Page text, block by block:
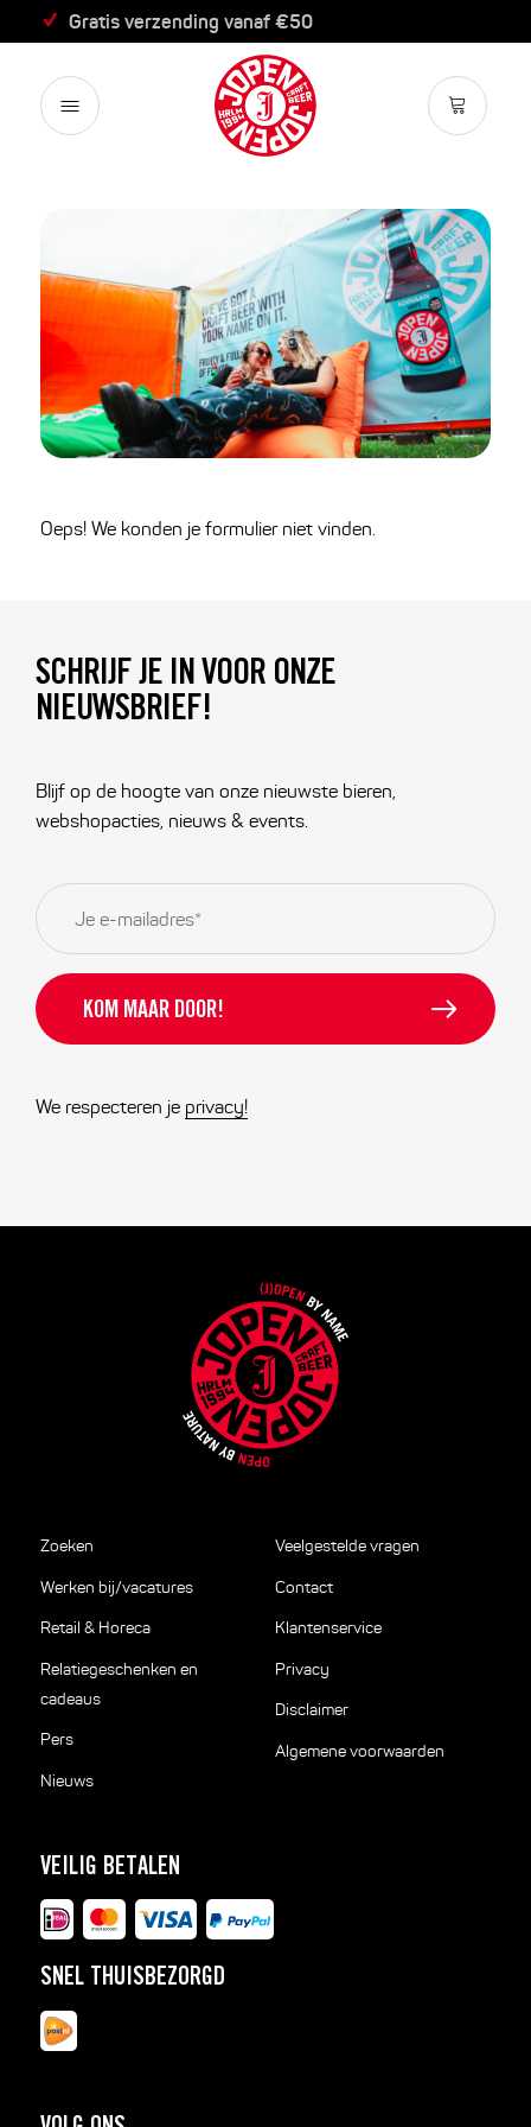
Gratis verzending vanaf €50
Oeps! We konden je formulier niet vinden.
Zoeken
Werken bij/vacatures
Retail & Horeca
Relatiegeschenken en
cadeaus
Pers
Nieuws
Veelgestelde vragen
Contact
Klantenservice
Privacy
Disclaimer
Algemene voorwaarden
VEILIG BETALEN
SNEL THUISBEZORGD
SCHRIJF JE IN VOOR ONZE
NIEUWSBRIEF!
Blijf op de hoogte van onze nieuwste bieren,
webshopacties, nieuws & events.
E-
mailadres *
We respecteren je privacy!